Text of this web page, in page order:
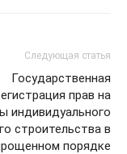
Следующая статья
Государственная
прав на
индивидуального
строительства в
порядке